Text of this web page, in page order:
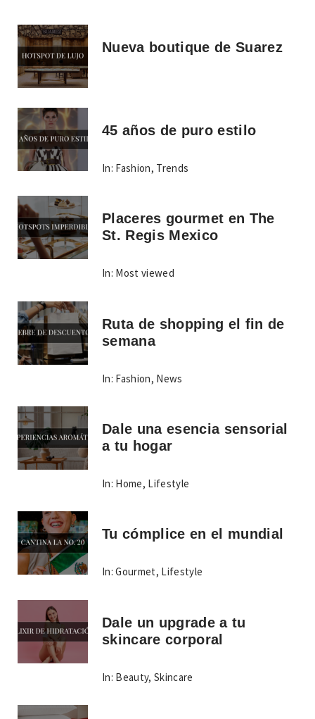
Nueva boutique de Suarez
45 años de puro estilo
In: Fashion, Trends
Placeres gourmet en The
St. Regis Mexico
In: Most viewed
Ruta de shopping el fin de
semana
In: Fashion, News
Dale una esencia sensorial
a tu hogar
In: Home, Lifestyle
Tu cómplice en el mundial
In: Gourmet, Lifestyle
Dale un upgrade a tu
skincare corporal
In: Beauty,Skincare